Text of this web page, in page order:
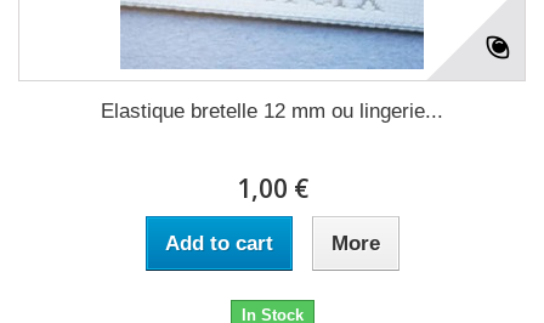
Elastique bretelle 12 mm ou lingerie...
1,00 €
Add to cart More
In Stock